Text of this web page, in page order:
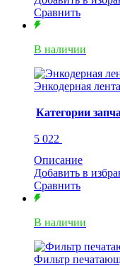
Сравнить
В наличии
Энкодерная
Категории
5 022
Описание
Добавить в
Сравнить
В наличии
Фильтр